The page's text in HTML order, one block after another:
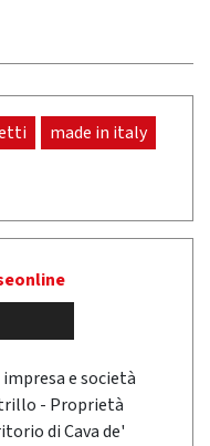
made in italy
e società
- Proprietà
di Cava de'